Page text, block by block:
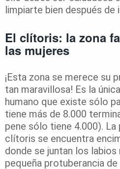
limpiarte bien después de
El clítoris: la zona
las mujeres
¡Esta zona se merece su
tan maravillosa! Es la
humano que existe sólo
tiene más de 8.000
pene sólo tiene 4.000).
clítoris se encuentra
donde se juntan los labios
pequeña protuberancia